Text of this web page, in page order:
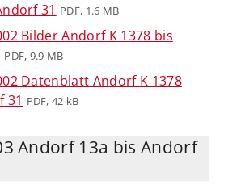
31 PDF, 1.6 MB
Bilder Andorf K 1378 bis
PDF, 9.9 MB
Datenblatt Andorf K 1378
31 PDF, 42 kB
Andorf 13a bis Andorf